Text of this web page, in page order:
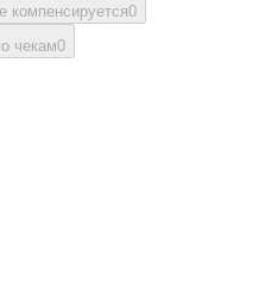
компенсируется0
чекам0